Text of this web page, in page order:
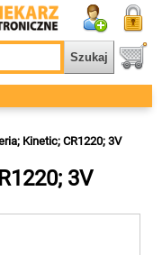
Kinetic; CR1220; 3V
3V